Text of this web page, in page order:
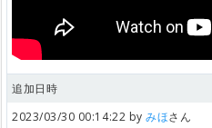
追加日時
2023/03/30 00:14:22 byみほさん